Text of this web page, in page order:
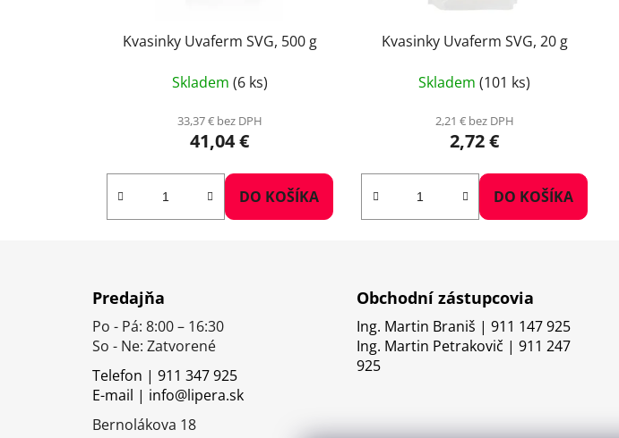
Kvasinky Uvaferm SVG, 500 g
Skladem (6 ks)
33,37 € bez DPH
41,04 €
DO KOŠÍKA
Kvasinky Uvaferm SVG, 20 g
Skladem(101 ks)
2,21 € bez DPH
2,72 €
DO KOŠÍKA
Predajňa
Po - Pá: 8:00 – 16:30
So - Ne: Zatvorené
Telefon | 911 347 925
E-mail | info@lipera.sk
Bernolákova 18
Obchodní zástupcovia
Ing. Martin Braniš | 911 147 925
Ing. Martin Petrakovič | 911 247
925